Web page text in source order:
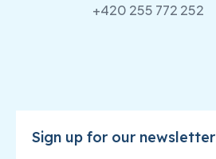
+420 255 772 252
Sign up for our newsletter